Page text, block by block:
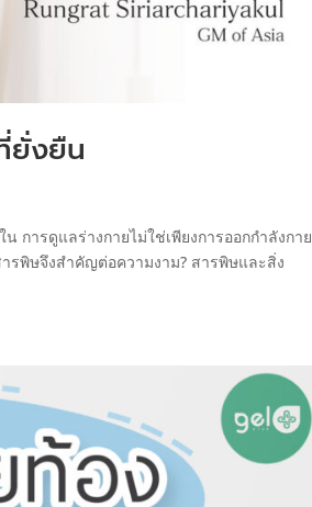
ยั่งยืน
ารดูแลร่างกายไม่ใช่เพียงการออกกำลังกาย
รพิษจึงสำคัญต่อความงาม? สารพิษและสิ่ง